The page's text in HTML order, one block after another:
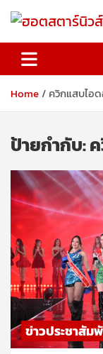
ฮอตสตา
Home ควิกแสบไอ
ป้ายกำกับ:
ข่าวประชาสัม